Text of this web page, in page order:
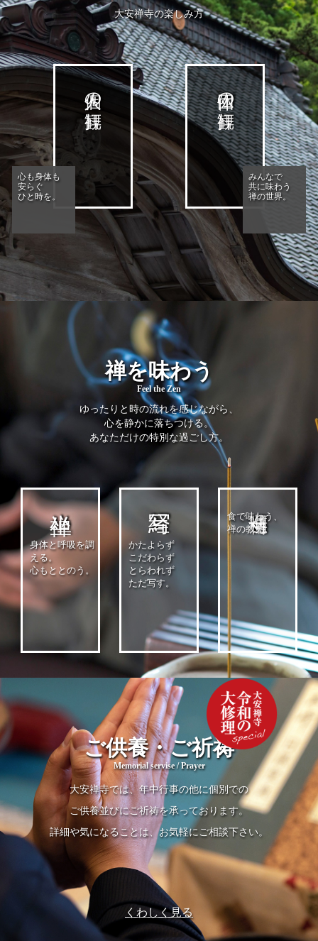
大安禅寺の楽しみ方
個人の拝観
心も身体も
安らぐ
ひと時を。
団体の拝観
みんなで
共に味わう
禅の世界。
禅を味わう
Feel the Zen
ゆったりと時の流れを感じながら、
心を静かに落ちつける。
あなただけの特別な過ごし方。
身体と呼吸を調
える。
心もととのう。
かたよらず
こだわらず
とらわれず
ただ写す。
食で味わう、
禅の教え。
ご供養・ご祈祷
Memorial servise / Prayer
大安禅寺では、年中行事の他に個別での
ご供養並びにご祈祷を承っております。
詳細や気になることは、お気軽にご相談下さい。
くわしく見る